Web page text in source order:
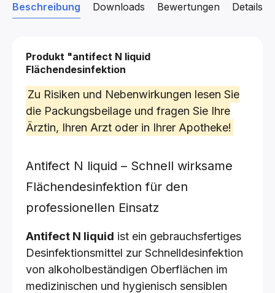
Beschreibung Downloads Details
Bewertungen
Produkt "antifect N liquid
Flächendesinfektion
Zu Risiken und Nebenwirkungen lesen Sie
die Packungsbeilage und fragen Sie Ihre
Ärztin, Ihren Arzt oder in Ihrer Apotheke!
Antifect N liquid – Schnell wirksame
Flächendesinfektion für den
professionellen Einsatz
Antifect N liquid ist ein gebrauchsfertiges
Desinfektionsmittel zur Schnelldesinfektion
von alkoholbeständigen Oberflächen im
medizinischen und hygienisch sensiblen